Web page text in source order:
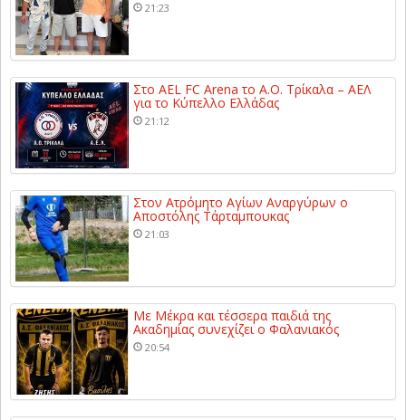
21:23
Στο AEL FC Arena το Α.Ο. Τρίκαλα – ΑΕΛ
για το Κύπελλο Ελλάδας
21:12
Στον Ατρόμητο Αγίων Αναργύρων ο
Αποστόλης Τάρταμπουκας
21:03
Με Μέκρα και τέσσερα παιδιά της
Ακαδημίας συνεχίζει ο Φαλανιακός
20:54